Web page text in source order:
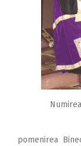
pomenirea